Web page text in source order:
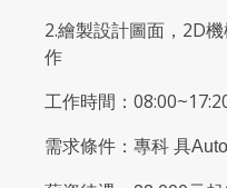
2.繪製設計圖面，2D
作
工作時間：
需求條件：專科 具